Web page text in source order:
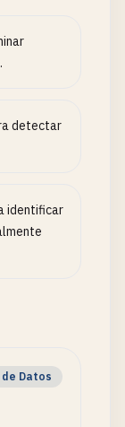
detectar
identificar
Datos